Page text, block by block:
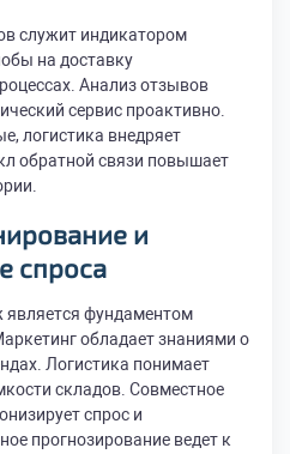
служит индикатором
на доставку
Анализ отзывов
сервис проактивно.
логистика внедряет
обратной связи повышает
и
спроса
является фундаментом
обладает знаниями о
Логистика понимает
складов. Совместное
спрос и
прогнозирование ведет к